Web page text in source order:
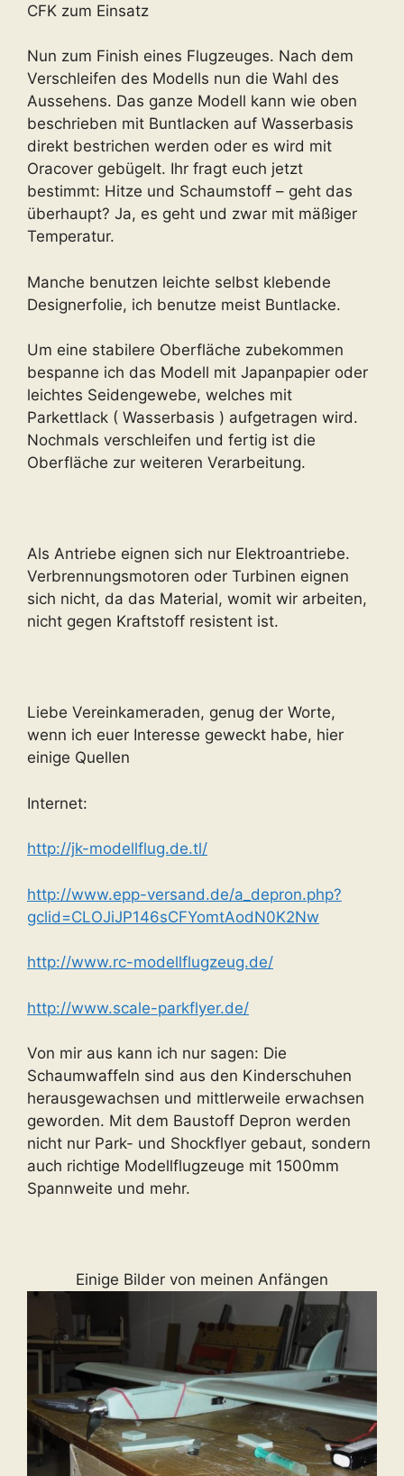
CFK zum Einsatz
Nun zum Finish eines Flugzeuges. Nach dem
Verschleifen des Modells nun die Wahl des
Aussehens. Das ganze Modell kann wie oben
beschrieben mit Buntlacken auf Wasserbasis
direkt bestrichen werden oder es wird mit
Oracover gebügelt. Ihr fragt euch jetzt
bestimmt: Hitze und Schaumstoff – geht das
überhaupt? Ja, es geht und zwar mit mäßiger
Temperatur.
Manche benutzen leichte selbst klebende
Designerfolie, ich benutze meist Buntlacke.
Um eine stabilere Oberfläche zubekommen
bespanne ich das Modell mit Japanpapier oder
leichtes Seidengewebe, welches mit
Parkettlack ( Wasserbasis ) aufgetragen wird.
Nochmals verschleifen und fertig ist die
Oberfläche zur weiteren Verarbeitung.
Als Antriebe eignen sich nur Elektroantriebe.
Verbrennungsmotoren oder Turbinen eignen
sich nicht, da das Material, womit wir arbeiten,
nicht gegen Kraftstoff resistent ist.
Liebe Vereinkameraden, genug der Worte,
wenn ich euer Interesse geweckt habe, hier
einige Quellen
Internet:
http://jk-modellflug.de.tl/
http://www.epp-versand.de/a_depron.php?
gclid=CLOJiJP146sCFYomtAodN0K2Nw
http://www.rc-modellflugzeug.de/
http://www.scale-parkflyer.de/
Von mir aus kann ich nur sagen: Die
Schaumwaffeln sind aus den Kinderschuhen
herausgewachsen und mittlerweile erwachsen
geworden. Mit dem Baustoff Depron werden
nicht nur Park- und Shockflyer gebaut, sondern
auch richtige Modellflugzeuge mit 1500mm
Spannweite und mehr.
Einige Bilder von meinen Anfängen